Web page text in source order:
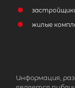
жилые
Информация,